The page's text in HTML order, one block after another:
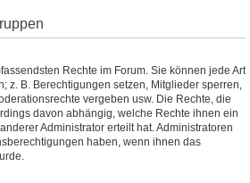
Rechte im Forum. Sie können jede Art
z. B. Berechtigungen setzen, Mitglieder sperren,
vergeben usw. Die Rechte, die
davon abhängig, welche Rechte ihnen ein
Administrator erteilt hat. Administratoren
haben, wenn ihnen das